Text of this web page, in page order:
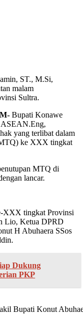
ST., M.Si,
malam
Sultra.
Bupati Konawe
yang terlibat dalam
ke XXX tingkat
MTQ di
lancar.
XXX tingkat Provinsi
Lio, Ketua DPRD
H Abuhaera SSos
Dukung
PKP
Bupati Konut